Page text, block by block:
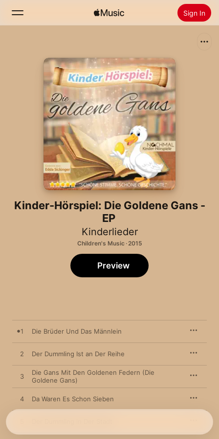
Sign In
Radio
Install Apple Music
Kinder-Hörspiel: Die Goldene Gans -
EP
Kinderlieder
Children's Music · 2015
Preview
1 Die Brüder Und Das Männlein
2 Der Dummling Ist an Der Reihe
3
Die Gans Mit Den Goldenen Federn (Die
Goldene Gans)
4 Da Waren Es Schon Sieben